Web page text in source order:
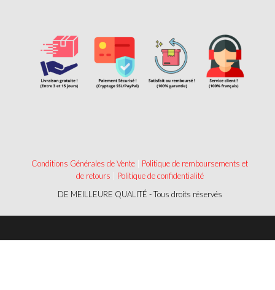
Conditions Générales de Vente
Politique de remboursements et
de retours
Politique de confidentialité
DE MEILLEURE QUALITÉ - Tous droits réservés